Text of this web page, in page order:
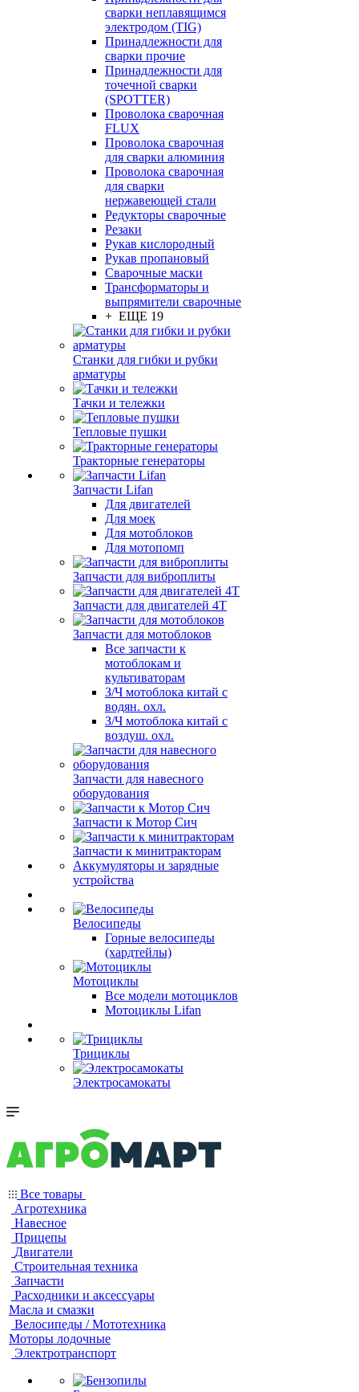
сварки неплавящимся
электродом (TIG)
Принадлежности для
сварки прочие
Принадлежности для
точечной сварки
(SPOTTER)
Проволока сварочная
FLUX
Проволока сварочная
для сварки алюминия
Проволока сварочная
для сварки
нержавеющей стали
Редукторы сварочные
Резаки
Рукав кислородный
Рукав пропановый
Сварочные маски
Трансформаторы и
выпрямители сварочные
+ ЕЩЕ 19
Станки для гибки и рубки
арматуры
Тачки и тележки
Тепловые пушки
Тракторные генераторы
Запчасти Lifan
Для двигателей
Для моек
Для мотоблоков
Для мотопомп
Запчасти для виброплиты
Запчасти для двигателей 4Т
Запчасти для мотоблоков
Все запчасти к
мотоблокам и
культиваторам
З/Ч мотоблока китай с
водян. охл.
З/Ч мотоблока китай с
воздуш. охл.
Запчасти для навесного
оборудования
Запчасти к Мотор Сич
Запчасти к минитракторам
Аккумуляторы и зарядные
устройства
Велосипеды
Горные велосипеды
(хардтейлы)
Мотоциклы
Все модели мотоциклов
Мотоциклы Lifan
Трициклы
Электросамокаты
Все товары
Агротехника
Навесное
Прицепы
Двигатели
Строительная техника
Запчасти
Расходники и аксессуары
Масла и смазки
Велосипеды / Мототехника
Моторы лодочные
Электротранспорт